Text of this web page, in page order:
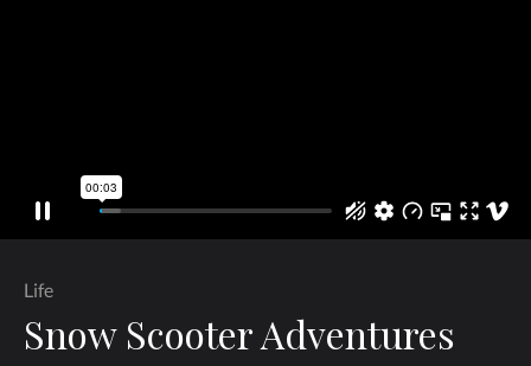
Life
Snow Scooter Adventures